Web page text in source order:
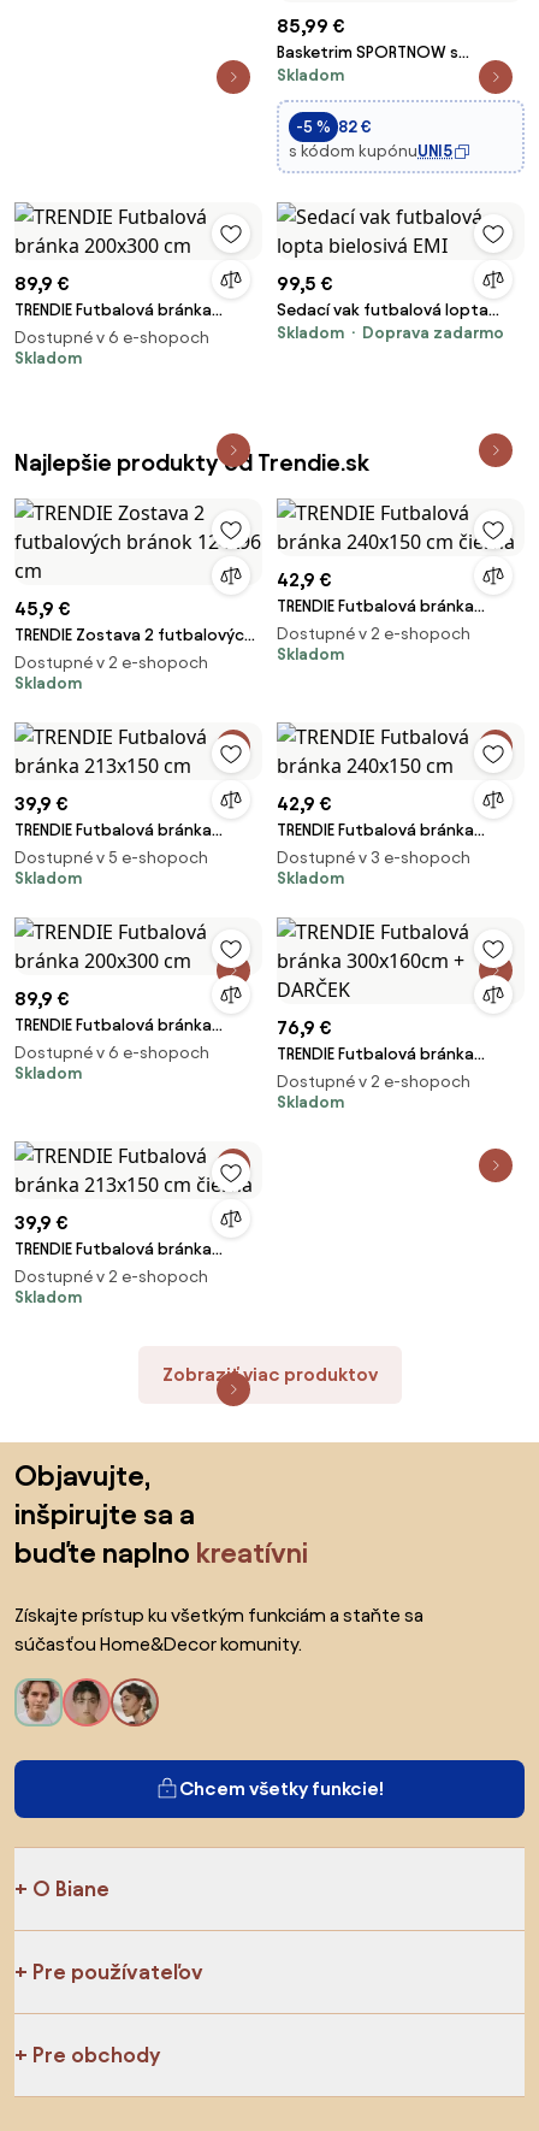
85,99 €
Basketrim SPORTNOW s
nastaviteľným stojanom,
mobilným s kolesami a
nerozbitnou čelne, 182-213 cm,
pre dospelých, oceľ | Aosom
Skladom
-5 % 82 €
s kódom kupónuUNI5
89,9 €
TRENDIE Futbalová bránka
200x300 cm
Dostupné v 6 e-shopoch
Skladom
99,5 €
Sedací vak futbalová lopta
bielosivá EMI
Skladom Doprava zadarmo
Najlepšie produkty od Trendie.sk
45,9 €
TRENDIE Zostava 2 futbalových
bránok 124x96 cm
Dostupné v 2 e-shopoch
Skladom
42,9 €
TRENDIE Futbalová bránka
240x150 cm čierna
Dostupné v 2 e-shopoch
Skladom
39,9 €
TRENDIE Futbalová bránka
213x150 cm
Dostupné v 5 e-shopoch
Skladom
42,9 €
TRENDIE Futbalová bránka
240x150 cm
Dostupné v 3 e-shopoch
Skladom
89,9 €
TRENDIE Futbalová bránka
200x300 cm
Dostupné v 6 e-shopoch
Skladom
76,9 €
TRENDIE Futbalová bránka
300x160cm + DARČEK
Dostupné v 2 e-shopoch
Skladom
39,9 €
TRENDIE Futbalová bránka
213x150 cm čierna
Dostupné v 2 e-shopoch
Skladom
Zobraziť viac produktov
Objavujte,
inšpirujte sa a
buďte naplno kreatívni
Získajte prístup ku všetkým funkciám a staňte sa
súčasťou Home&Decor komunity.
Chcem všetky funkcie!
O Biane
Pre používateľov
Pre obchody